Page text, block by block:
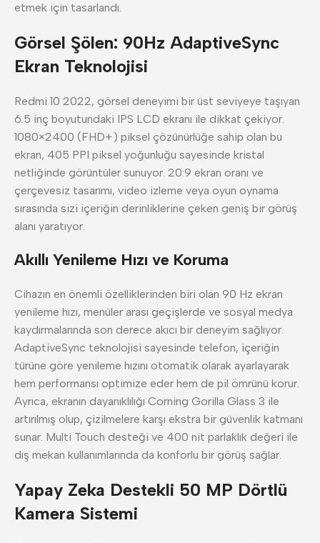
etmek için tasarlandı.
Görsel Şölen: 90Hz AdaptiveSync
Ekran Teknolojisi
Redmi 10 2022, görsel deneyimi bir üst seviyeye taşıyan
6.5 inç boyutundaki IPS LCD ekranı ile dikkat çekiyor.
1080×2400 (FHD+) piksel çözünürlüğe sahip olan bu
ekran, 405 PPI piksel yoğunluğu sayesinde kristal
netliğinde görüntüler sunuyor. 20:9 ekran oranı ve
çerçevesiz tasarımı, video izleme veya oyun oynama
sırasında sizi içeriğin derinliklerine çeken geniş bir görüş
alanı yaratıyor.
Akıllı Yenileme Hızı ve Koruma
Cihazın en önemli özelliklerinden biri olan 90 Hz ekran
yenileme hızı, menüler arası geçişlerde ve sosyal medya
kaydırmalarında son derece akıcı bir deneyim sağlıyor.
AdaptiveSync teknolojisi sayesinde telefon, içeriğin
türüne göre yenileme hızını otomatik olarak ayarlayarak
hem performansı optimize eder hem de pil ömrünü korur.
Ayrıca, ekranın dayanıklılığı Corning Gorilla Glass 3 ile
artırılmış olup, çizilmelere karşı ekstra bir güvenlik katmanı
sunar. Multi Touch desteği ve 400 nit parlaklık değeri ile
dış mekan kullanımlarında da konforlu bir görüş sağlar.
Yapay Zeka Destekli 50 MP Dörtlü
Kamera Sistemi